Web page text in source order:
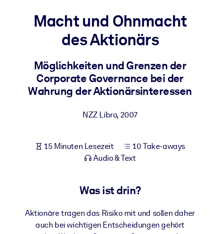
Bauen Sie eine gesunde und resiliente Belegschaft auf.
Für LMS/LXP
Integrieren Sie kompaktes, verifiziertes Wissen in Ihr LMS/LXP für
bessere Lernergebnisse.
Für Unternehmensbibliotheken
Ihrer KI-Systeme zu optimieren.
Macht und Ohnmacht
des Aktionärs
Möglichkeiten und Grenzen der
Corporate Governance bei der
Wahrung der Aktionärsinteressen
NZZ Libro, 2007
15 Minuten Lesezeit
10 Take-aways
Audio & Text
Was ist drin?
Aktionäre tragen das Risiko mit und sollen daher
auch bei wichtigen Entscheidungen gehört